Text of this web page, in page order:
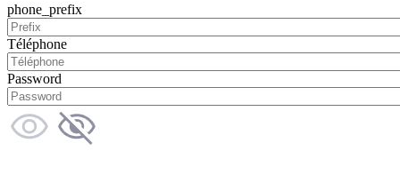
phone_prefix
Téléphone
Password